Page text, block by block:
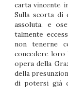
carta vincente
Sulla scorta di
assoluta, e
talmente
non tenerne
concedere loro
opera della
della
di potersi già